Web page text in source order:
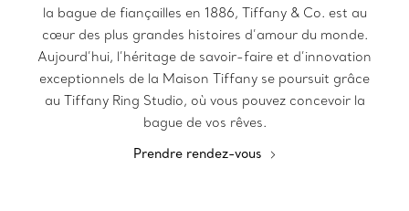
la bague de fiançailles en 1886, Tiffany & Co. est au
cœur des plus grandes histoires d’amour du monde.
Aujourd’hui, l’héritage de savoir-faire et d’innovation
exceptionnels de la Maison Tiffany se poursuit grâce
au Tiffany Ring Studio, où vous pouvez concevoir la
bague de vos rêves.
Prendre rendez-vous